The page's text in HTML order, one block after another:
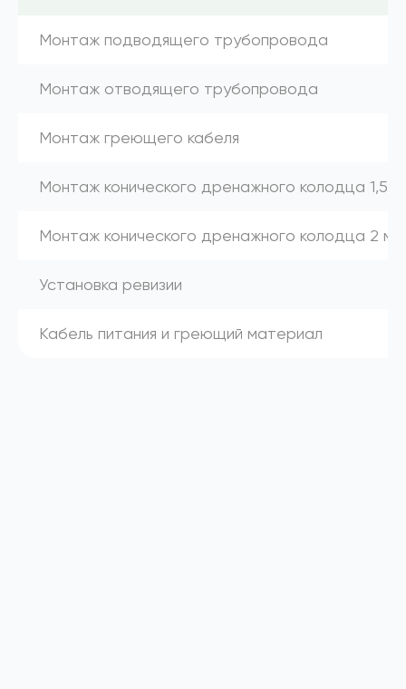
Монтаж подводящего трубопровода
Монтаж отводящего трубопровода
Монтаж греющего кабеля
Монтаж конического дренажного колодца 1,5 м
Монтаж конического дренажного колодца 2 м
Установка ревизии
Кабель питания и греющий материал